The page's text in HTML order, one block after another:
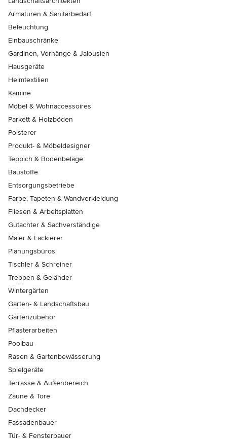
Armaturen & Sanitärbedarf
Beleuchtung
Einbauschränke
Gardinen, Vorhänge & Jalousien
Hausgeräte
Heimtextilien
Kamine
Möbel & Wohnaccessoires
Parkett & Holzböden
Polsterer
Produkt- & Möbeldesigner
Teppich & Bodenbeläge
Baustoffe
Entsorgungsbetriebe
Farbe, Tapeten & Wandverkleidung
Fliesen & Arbeitsplatten
Gutachter & Sachverständige
Maler & Lackierer
Planungsbüros
Tischler & Schreiner
Treppen & Geländer
Wintergärten
Garten- & Landschaftsbau
Gartenzubehör
Pflasterarbeiten
Poolbau
Rasen & Gartenbewässerung
Spielgeräte
Terrasse & Außenbereich
Zäune & Tore
Dachdecker
Fassadenbauer
Tür- & Fensterbauer